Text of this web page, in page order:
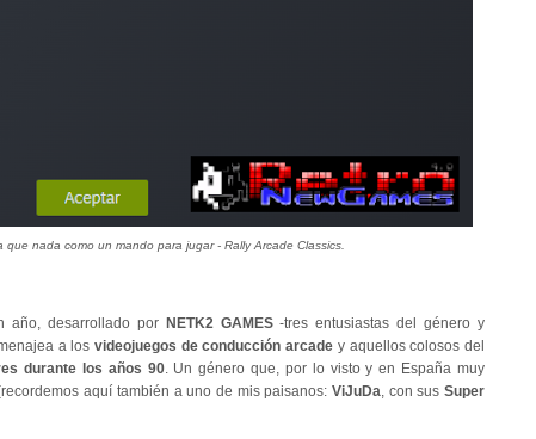
que nada como un mando para jugar - Rally Arcade Classics.
año, desarrollado por NETK2 GAMES-tres entusiastas del género y
a los videojuegos de conducción arcade y aquellos colosos del
durante los años 90. Un género que, por lo visto y en España muy
aquí también a uno de mis paisanos: ViJuDa , con sus Super